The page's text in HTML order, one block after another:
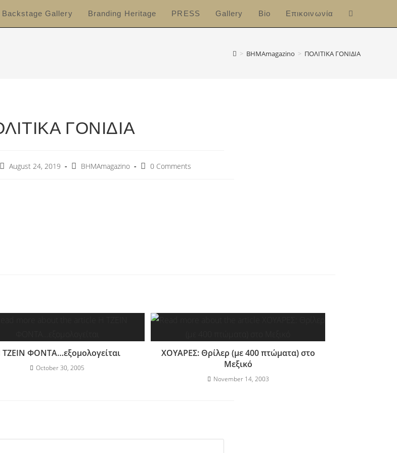
Backstage Gallery Branding Heritage PRESS Gallery Bio Επικοινωνία
> ΒΗΜΑmagazino > ΠΟΛΙΤΙΚΑ ΓΟΝΙΔΙΑ
ΓΟΝΙΔΙΑ
August 24, 2019 ΒΗΜΑmagazino 0 Comments
ΤΖΕΙΝ ΦΟΝΤΑ…εξομολογείται
October 30, 2005
ΧΟΥΑΡΕΣ: Θρίλερ (με 400 πτώματα) στο
Μεξικό
November 14, 2003